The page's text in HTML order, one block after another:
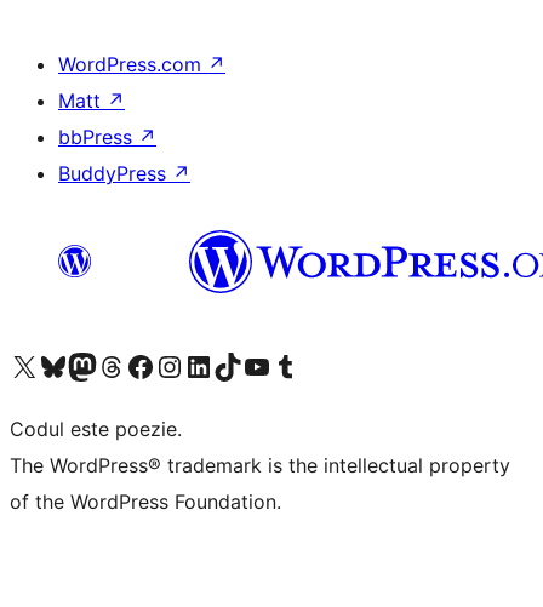
WordPress.com ↗
Matt ↗
bbPress ↗
BuddyPress ↗
Mergi la contul nostru X (fost Twitter)
Vizitează contul nostru Bluesky
Vizitează contul nostru Mastodon
Vizitează contul nostru Threads
Vizitează pagina noastră Facebook
Vizitează-ne pe Instagram
Vizitează-ne pe LinkedIn
Vizitează contul nostru TikTok
Vizitează canalul nostru YouTube
Vizitează contul nostru Tumblr
Codul este poezie.
The WordPress® trademark is the intellectual property
of the WordPress Foundation.